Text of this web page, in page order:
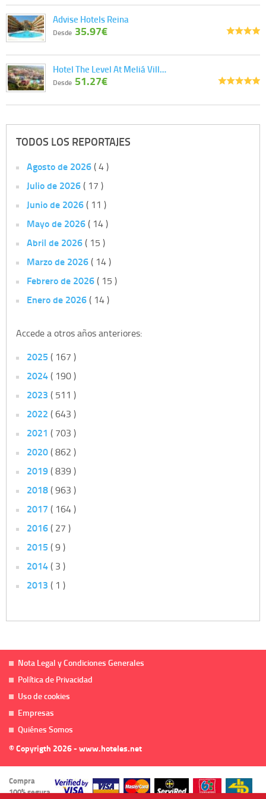
Advise Hotels Reina
Desde 35.97€
Hotel The Level At Meliá Vill…
Desde 51.27€
TODOS LOS REPORTAJES
Agosto de 2026( 4 )
Julio de 2026( 17 )
Junio de 2026( 11 )
Mayo de 2026( 14 )
Abril de 2026( 15 )
Marzo de 2026( 14 )
Febrero de 2026( 15 )
Enero de 2026( 14 )
Accede a otros años anteriores:
2025 ( 167 )
2024( 190 )
2023 ( 511 )
2022 ( 643 )
2021 ( 703 )
2020( 862 )
2019( 839 )
2018( 963 )
2017 ( 164 )
2016( 27 )
2015 ( 9 )
2014( 3 )
2013 ( 1 )
Nota Legal y Condiciones Generales
Política de Privacidad
Uso de cookies
Empresas
Quiénes Somos
© Copyrigth 2026 - www.hoteles.net
Compra
100% segura